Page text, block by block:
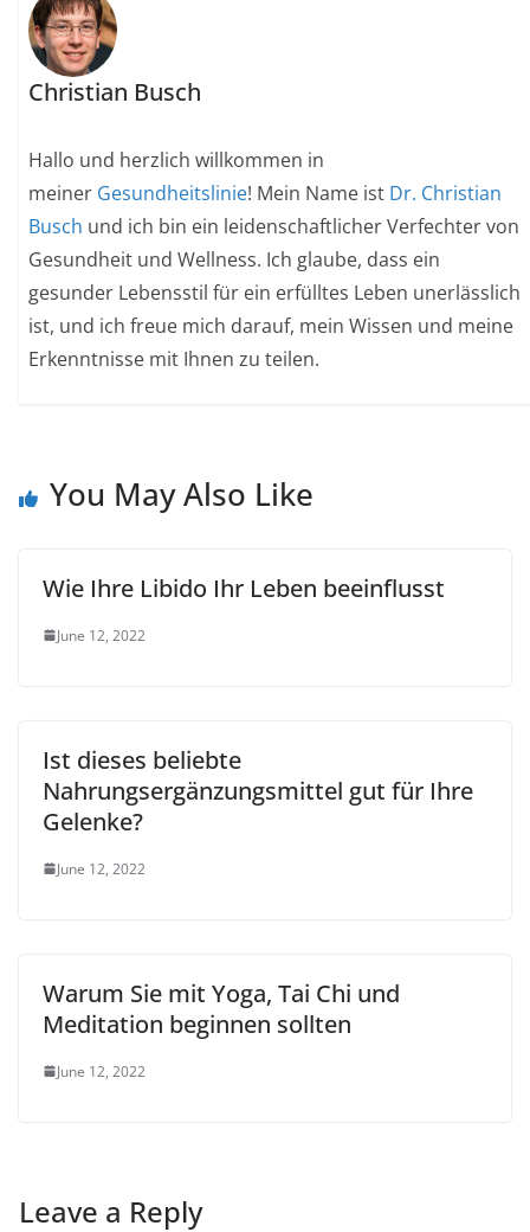
Christian Busch
Hallo und herzlich willkommen in
meiner Gesundheitslinie! Mein Name ist Dr. Christian
Busch und ich bin ein leidenschaftlicher Verfechter von
Gesundheit und Wellness. Ich glaube, dass ein
gesunder Lebensstil für ein erfülltes Leben unerlässlich
ist, und ich freue mich darauf, mein Wissen und meine
Erkenntnisse mit Ihnen zu teilen.
You May Also Like
Wie Ihre Libido Ihr Leben beeinflusst
June 12, 2022
Ist dieses beliebte
Nahrungsergänzungsmittel gut für Ihre
Gelenke?
June 12, 2022
Warum Sie mit Yoga, Tai Chi und
Meditation beginnen sollten
June 12, 2022
Leave a Reply